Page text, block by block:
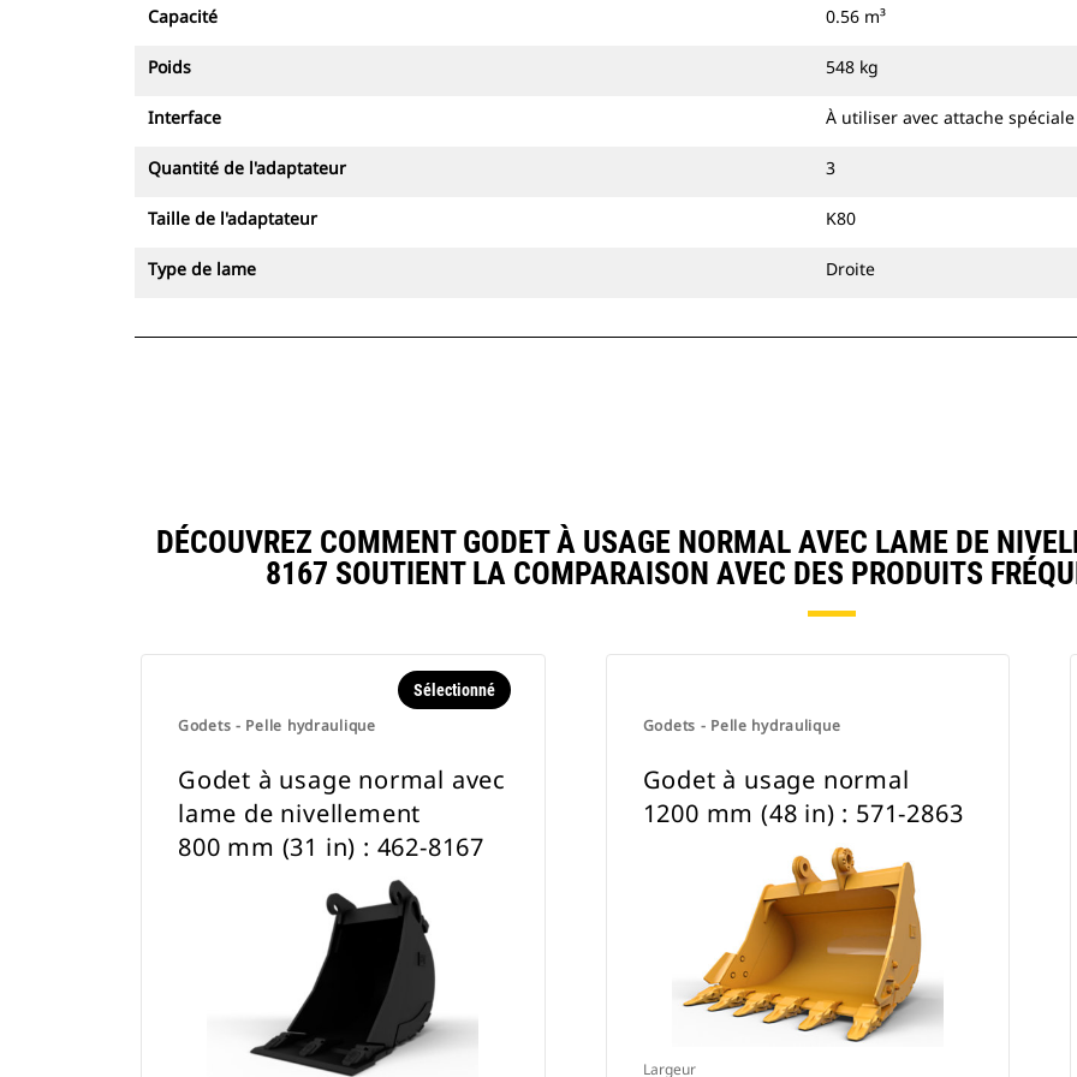
attache à accouplement par axes Cat
Capacité 0.56 m³
Poids 548 kg
Interface À utiliser avec attache spéciale
Quantité de l'adaptateur 3
Taille de l'adaptateur K80
Type de lame Droite
DÉCOUVREZ COMMENT GODET À USAGE NORMAL AVEC LAME DE
8167 SOUTIENT LA COMPARAISON AVEC DES PRODUITS
Godets - Pelle hydraulique
Sélectionné
Godet à usage normal avec
lame de nivellement
800 mm (31 in) : 462-8167
Godets - Pelle hydraulique
Godet à usage normal
1200 mm (48 in) : 571-2863
Largeur